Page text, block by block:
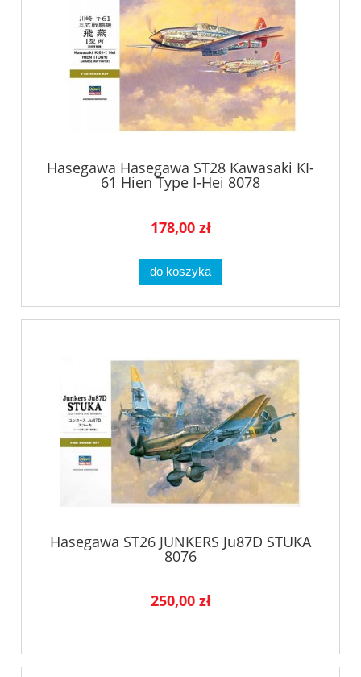
Hasegawa Hasegawa ST28 Kawasaki KI-
61 Hien Type I-Hei 8078
178,00 zł
do koszyka
Hasegawa ST26 JUNKERS Ju87D STUKA
8076
250,00 zł